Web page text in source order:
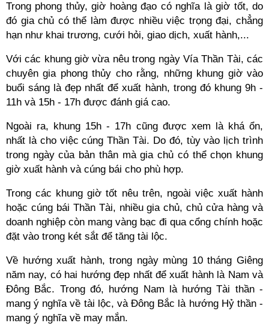
Trong phong thủy, giờ hoàng đạo có nghĩa là giờ tốt, do
đó gia chủ có thể làm được nhiều việc trọng đại, chẳng
hạn như khai trương, cưới hỏi, giao dịch, xuất hành,...
Với các khung giờ vừa nêu trong ngày Vía Thần Tài, các
chuyên gia phong thủy cho rằng, những khung giờ vào
buổi sáng là đẹp nhất để xuất hành, trong đó khung 9h -
11h và 15h - 17h được đánh giá cao.
Ngoài ra, khung 15h - 17h cũng được xem là khá ổn,
nhất là cho việc cúng Thần Tài. Do đó, tùy vào lịch trình
trong ngày của bản thân mà gia chủ có thể chọn khung
giờ xuất hành và cúng bái cho phù hợp.
Trong các khung giờ tốt nêu trên, ngoài việc xuất hành
hoặc cúng bái Thần Tài, nhiều gia chủ, chủ cửa hàng và
doanh nghiệp còn mang vàng bạc đi qua cổng chính hoặc
đặt vào trong két sắt để tăng tài lộc.
Về hướng xuất hành, trong ngày mùng 10 tháng Giêng
năm nay, có hai hướng đẹp nhất để xuất hành là Nam và
Đông Bắc. Trong đó, hướng Nam là hướng Tài thần -
mang ý nghĩa về tài lộc, và Đông Bắc là hướng Hỷ thần -
mang ý nghĩa về may mắn.